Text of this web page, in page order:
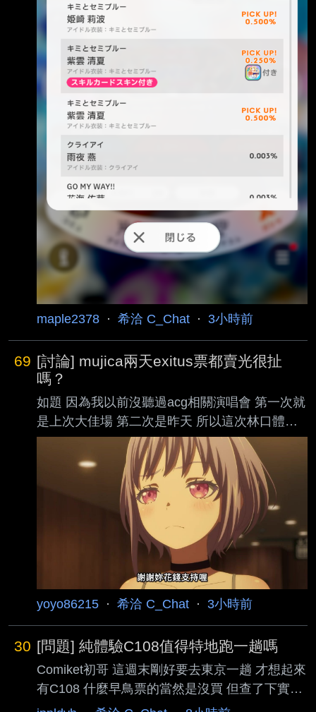
maple2378 · 希洽 C_Chat · 3小時前
69 [討論] mujica兩天exitus票都賣光很扯
嗎？
如題 因為我以前沒聽過acg相關演唱會 第一次就
是上次大佳場 第二次是昨天 所以這次林口體育
館兩天都賣光 這樣算是很扯嗎？ 我問gemini他
說是很扯 那有比較經驗的大大能分享一下看法
嗎？ ---- Sent from BePTT on my Motorola edge
yoyo86215 · 希洽 C_Chat · 3小時前
30 [問題] 純體驗C108值得特地跑一趟嗎
Comiket初哥 這週末剛好要去東京一趟 才想起來
有C108 什麼早鳥票的當然是沒買 但查了下實體
店前幾天也有機會買到上午場 看了下型錄的確有